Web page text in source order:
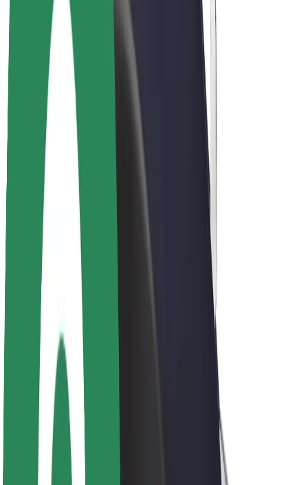
Kurirer
Kurirers intäkter
Handlare i Bolt Food
Åkerier
Franchise
Företag
Karriär
Om Bolt
Hållbarhet på Bolt
Projekt Zero
Nyhetsrum
Riktlinjer för varumärket
Uppdrag
Investerarrelationer
Ledning
Varumärke
Media
Urban Fund
Säkerhet